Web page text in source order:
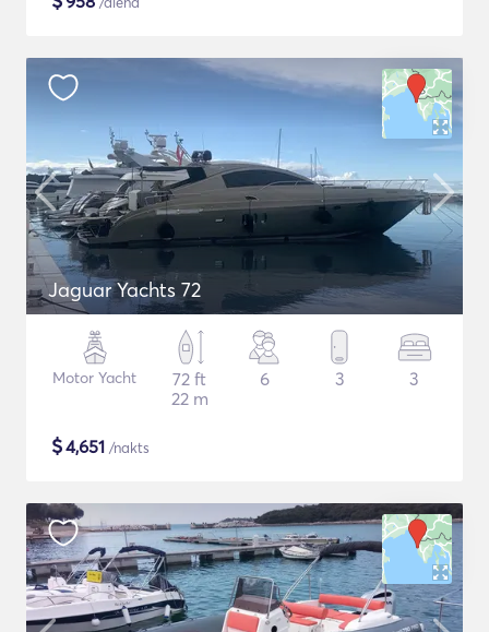
Jaguar Yachts 72
Motor Yacht
72 ft
22 m
6 3 3
$4,651 /nakts